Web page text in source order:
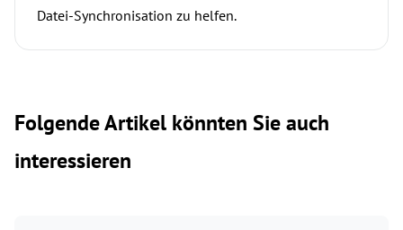
Datei-Synchronisation zu helfen.
Folgende Artikel könnten Sie auch
interessieren